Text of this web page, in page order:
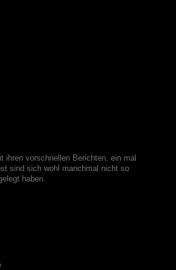
ihren vorschnellen Berichten, ein mal
sind sich wohl manchmal nicht so
haben.